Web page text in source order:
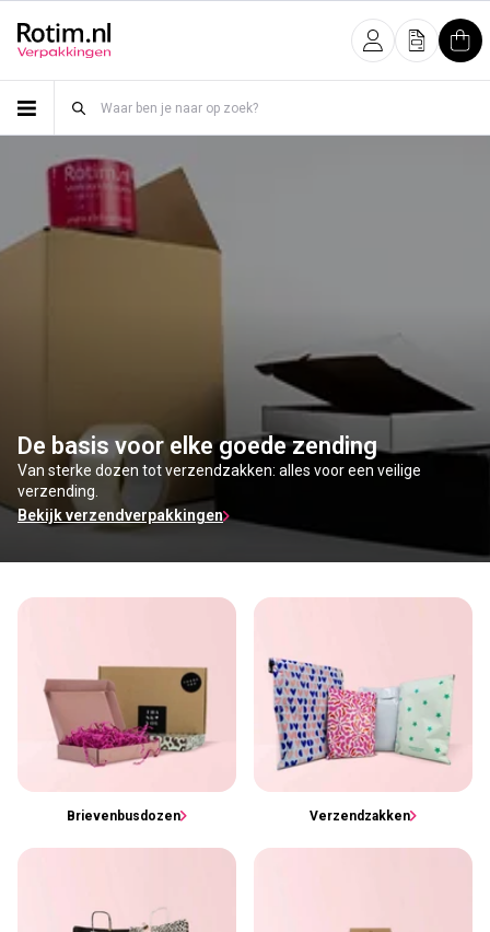
InloggenOfferte
De basis voor elke goede zending
Van sterke dozen tot verzendzakken: alles voor een veilige
verzending.
Bekijk verzendverpakkingen
Brievenbusdozen Verzendzakken